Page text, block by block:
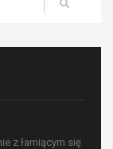
z łamiącym się